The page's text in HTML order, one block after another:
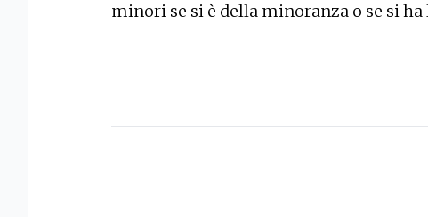
minori se si è della minoranza o se si